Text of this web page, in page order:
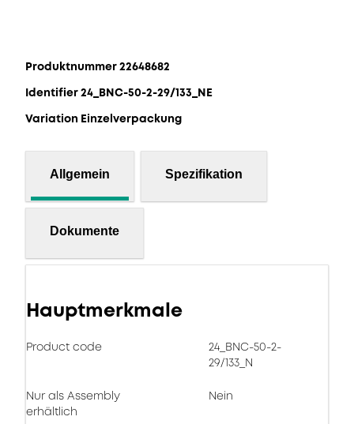
Produktnummer 22648682
Identifier 24_BNC-50-2-29/133_NE
Variation Einzelverpackung
Allgemein Spezifikation
Dokumente
Hauptmerkmale
Product code
24_BNC-50-2-
29/133_N
Nur als Assembly
erhältlich
Nein